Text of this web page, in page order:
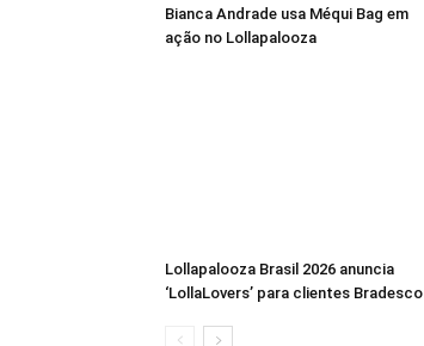
Bianca Andrade usa Méqui Bag em
ação no Lollapalooza
Lollapalooza Brasil 2026 anuncia
‘LollaLovers’ para clientes Bradesco